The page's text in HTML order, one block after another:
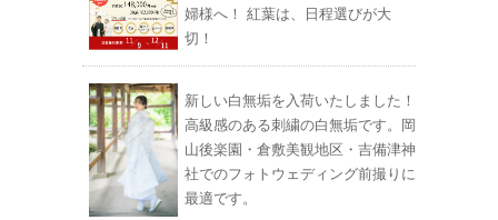
婦様へ！ 紅葉は、日程選びが大
切！
新しい白無垢を入荷いたしました！
高級感のある刺繍の白無垢です。岡
山後楽園・倉敷美観地区・吉備津神
社でのフォトウェディング前撮りに
最適です。